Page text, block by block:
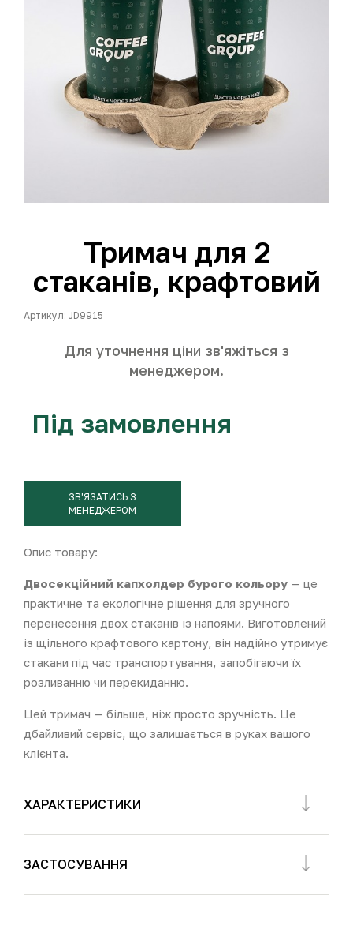
Тримач для 2
стаканів, крафтовий
Артикул: JD9915
Для уточнення ціни зв'яжіться з
менеджером.
Під замовлення
ЗВ'ЯЗАТИСЬ З
МЕНЕДЖЕРОМ
Опис товару:
Двосекційний капхолдер бурого кольору — це
практичне та екологічне рішення для зручного
перенесення двох стаканів із напоями. Виготовлений
із щільного крафтового картону, він надійно утримує
стакани під час транспортування, запобігаючи їх
розливанню чи перекиданню.
Цей тримач — більше, ніж просто зручність. Це
дбайливий сервіс, що залишається в руках вашого
клієнта.
ХАРАКТЕРИСТИКИ
ЗАСТОСУВАННЯ